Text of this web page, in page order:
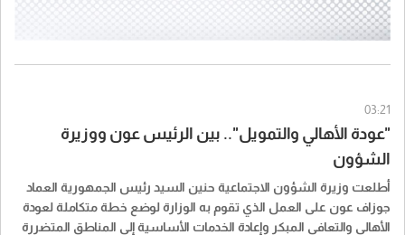
03:21
"عودة الأهالي والتمويل".. بين الرئيس عون ووزيرة
الشؤون
أطلعت وزيرة الشؤون الاجتماعية حنين السيد رئيس الجمهورية العماد
جوزاف عون على العمل الذي تقوم به الوزارة لوضع خطة متكاملة لعودة
الأهالي والتعافي المبكر وإعادة الخدمات الأساسية إلى المناطق المتضررة